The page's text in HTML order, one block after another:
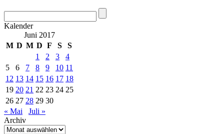
Kalender
Juni 2017
M D M D F S
S
1
2 3
4
5
6 7 8 9 10 11
12 13 14 15 16 17 18
19 20 21 22 23 24 25
26 27 28 29 30
« Mai
Juli »
Archiv
Archiv